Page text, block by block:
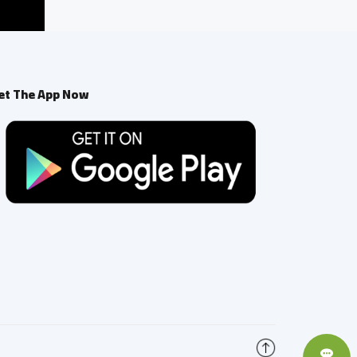
The App Now